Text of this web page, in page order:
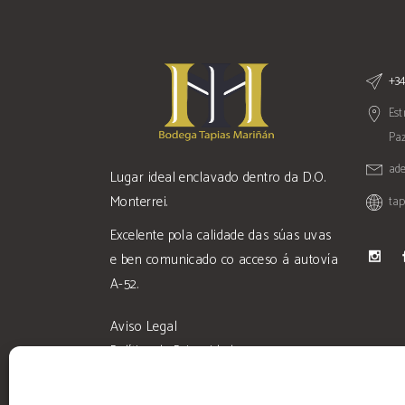
Lugar ideal enclavado dentro da D.O.
Monterrei.
Excelente pola calidade das súas uvas
e ben comunicado co acceso á autovía
A-52.
Aviso Legal
Política de Privacidade